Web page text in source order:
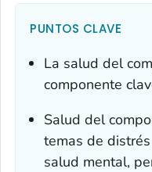
PUNTOS CLAVE
La salud del
componente
Salud del
temas de
salud mental,